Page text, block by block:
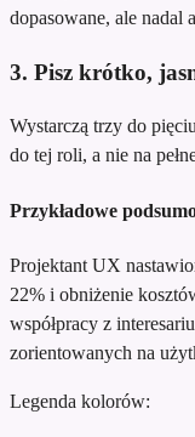
dopasowane, ale nadal
3. Pisz krótko,
Wystarczą trzy do
do tej roli, a nie na
Przykładowe
Projektant UX
22% i obniżenie
współpracy z
zorientowanych na
Legenda kolorów: